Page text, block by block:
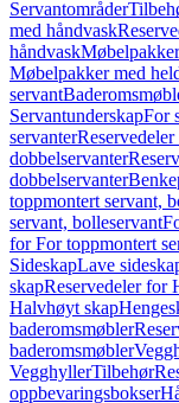
Servantområder
med håndvask
håndvask
Møbelpakker med
servant
ServantunderskapFor
servanter
dobbelservanter
dobbelservanter
toppmontert servant,
servant, bolleservant
for For toppmontert
SideskapLave
skapReservedeler for
Halvhøyt skap
baderomsmøbler
baderomsmøbler
VegghyllerTilbehør
oppbevaringsbokser